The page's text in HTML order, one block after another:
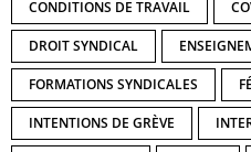
CONDITIONS DE TRAVAIL
DROIT SYNDICAL
FORMATIONS SYNDICALES
INTENTIONS DE GRÈVE